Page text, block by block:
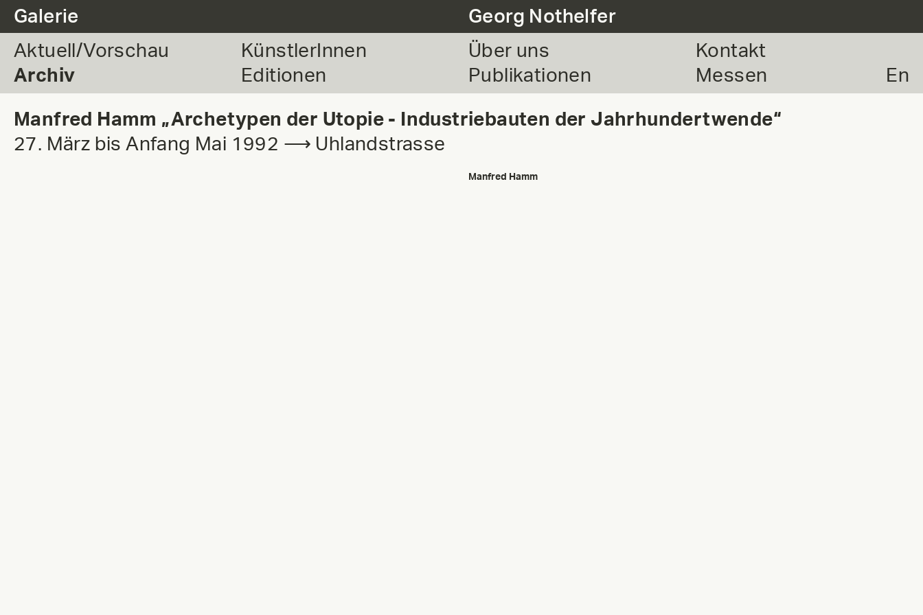
Galerie
Georg Nothelfer
Aktuell/Vorschau
Archiv
KünstlerInnen
Editionen
Über uns
Publikationen
Kontakt
Messen
En
Manfred Hamm „Archetypen der Utopie - Industriebauten der Jahrhundertwende“
27. März bis Anfang Mai 1992 ⟶ Uhlandstrasse
Manfred Hamm